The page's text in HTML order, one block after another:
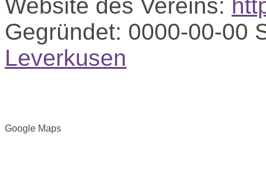
Website des Vereins:
Gegründet: 0000-00-00
Leverkusen
Google Maps